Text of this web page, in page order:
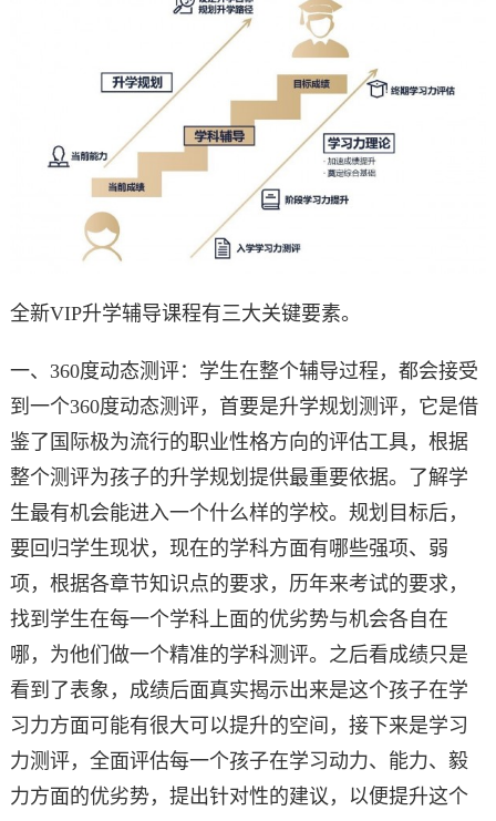
全新VIP升学辅导课程有三大关键要素。
一、360度动态测评：学生在整个辅导过程，都会接受
到一个360度动态测评，首要是升学规划测评，它是借
鉴了国际极为流行的职业性格方向的评估工具，根据
整个测评为孩子的升学规划提供最重要依据。了解学
生最有机会能进入一个什么样的学校。规划目标后，
要回归学生现状，现在的学科方面有哪些强项、弱
项，根据各章节知识点的要求，历年来考试的要求，
找到学生在每一个学科上面的优劣势与机会各自在
哪，为他们做一个精准的学科测评。之后看成绩只是
看到了表象，成绩后面真实揭示出来是这个孩子在学
习力方面可能有很大可以提升的空间，接下来是学习
力测评，全面评估每一个孩子在学习动力、能力、毅
力方面的优劣势，提出针对性的建议，以便提升这个